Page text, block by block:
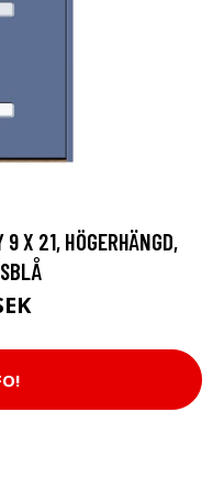
X 21, HÖGERHÄNGD,